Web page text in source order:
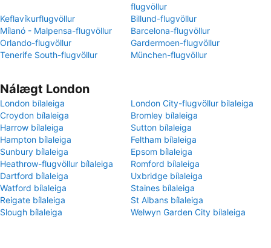
flugvöllur
Keflavíkurflugvöllur
Billund-flugvöllur
Mílanó - Malpensa-flugvöllur
Barcelona-flugvöllur
Orlando-flugvöllur
Gardermoen-flugvöllur
Tenerife South-flugvöllur
München-flugvöllur
Nálægt London
London bílaleiga
London City-flugvöllur bílaleiga
Croydon bílaleiga
Bromley bílaleiga
Harrow bílaleiga
Sutton bílaleiga
Hampton bílaleiga
Feltham bílaleiga
Sunbury bílaleiga
Epsom bílaleiga
Heathrow-flugvöllur bílaleiga
Romford bílaleiga
Dartford bílaleiga
Uxbridge bílaleiga
Watford bílaleiga
Staines bílaleiga
Reigate bílaleiga
St Albans bílaleiga
Slough bílaleiga
Welwyn Garden City bílaleiga